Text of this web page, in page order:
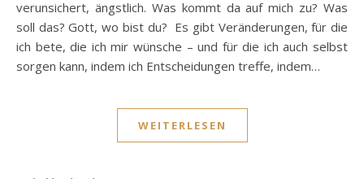
verunsichert, ängstlich. Was kommt da auf mich zu? Was
soll das? Gott, wo bist du? Es gibt Veränderungen, für die
ich bete, die ich mir wünsche – und für die ich auch selbst
sorgen kann, indem ich Entscheidungen treffe, indem…
WEITERLESEN